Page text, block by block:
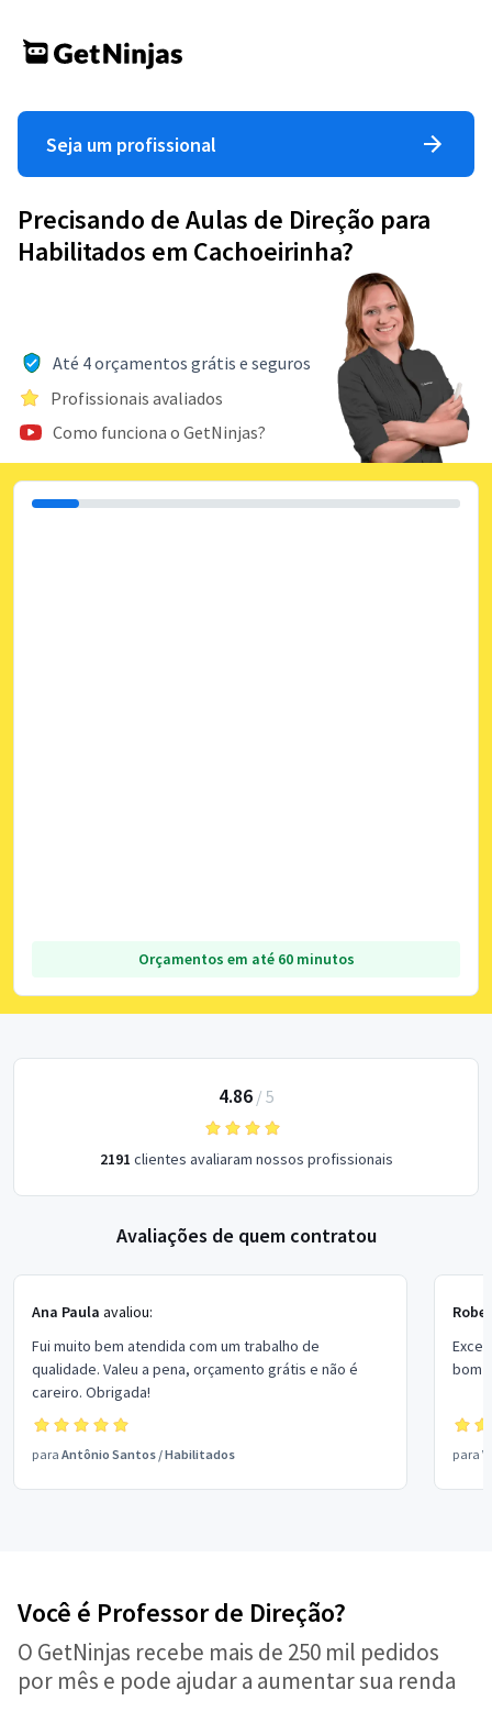
Seja um profissional
Precisando de Aulas de Direção para
Habilitados em Cachoeirinha?
Até 4 orçamentos grátis e seguros
Profissionais avaliados
Como funciona o GetNinjas?
Orçamentos em até 60 minutos
4.86/ 5
2191 clientes avaliaram nossos profissionais
Avaliações de quem contratou
Ana Paula avaliou:
Fui muito bem atendida com um trabalho de
qualidade. Valeu a pena, orçamento grátis e não é
careiro. Obrigada!
para Antônio Santos /Habilitados
bom
para
Você é Professor de Direção?
O GetNinjas recebe mais de 250 mil pedidos
por mês e pode ajudar a aumentar sua renda